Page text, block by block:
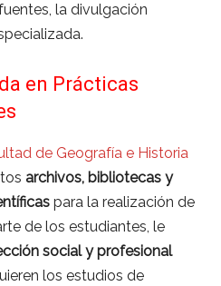
la divulgación
en Prácticas
de Geografía e Historia
archivos, bibliotecas y
para la realización de
de los estudiantes, le
social y profesional
los estudios de